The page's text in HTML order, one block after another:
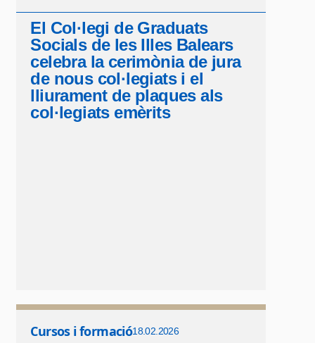
El Col·legi de Graduats
Socials de les Illes Balears
celebra la cerimònia de jura
de nous col·legiats i el
lliurament de plaques als
col·legiats emèrits
Cursos i formació18.02.2026